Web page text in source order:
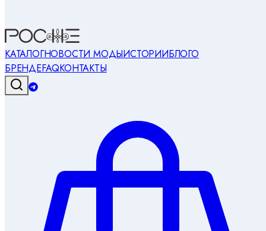
КАТАЛОГНОВОСТИ МОДЫИСТОРИИБЛОГО
БРЕНДЕFAQКОНТАКТЫ